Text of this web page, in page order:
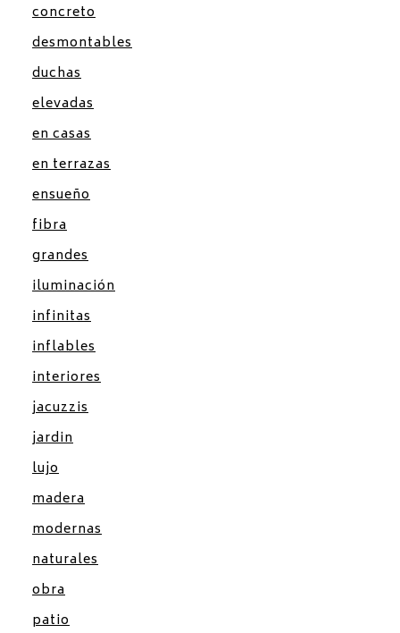
concreto
desmontables
duchas
elevadas
en casas
en terrazas
ensueño
fibra
grandes
iluminación
infinitas
inflables
interiores
jacuzzis
jardin
lujo
madera
modernas
naturales
obra
patio